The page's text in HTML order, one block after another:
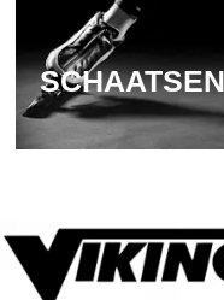
SCHAATSEN